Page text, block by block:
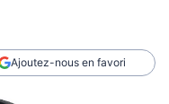
Ajoutez-nous en favori